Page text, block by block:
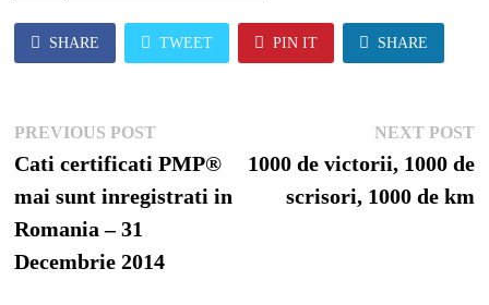
SHARE TWEET PIN IT SHARE
Post
navigation
PREVIOUS POSTPrevious
post:
Cati certificati PMP®
mai sunt inregistrati in
Romania – 31
Decembrie 2014
NEXT POST
1000 de victorii, 1000 de
scrisori, 1000 de km